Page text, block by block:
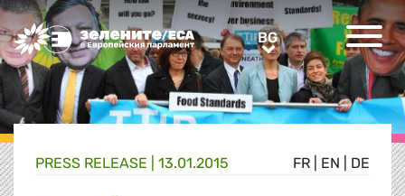
Greens/EFA Home BGBG
FR EN DE
PRESS RELEASE | 13.01.2015